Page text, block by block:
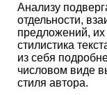
Анализу
отдельности,
предложений,
стилистика
из себя
числовом виде
стиля автора.